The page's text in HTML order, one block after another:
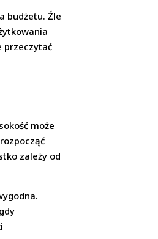
budżetu. Źle
przeczytać
może
zależy od